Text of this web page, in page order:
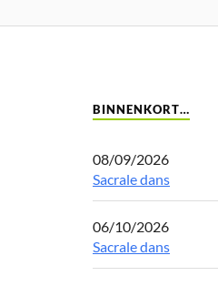
BINNENKORT…
08/09/2026
Sacrale dans
06/10/2026
Sacrale dans